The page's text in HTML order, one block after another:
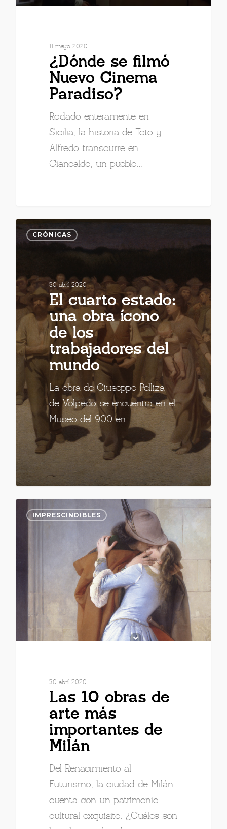
11 mayo 2020
¿Dónde se filmó
Nuevo Cinema
Paradiso?
Rodado enteramente en
Sicilia, la historia de Toto y
Alfredo transcurre en
Giancaldo, un pueblo…
CRÓNICAS
30 abril 2020
El cuarto estado:
una obra ícono
de los
trabajadores del
mundo
La obra de Giuseppe Pelliza
de Volpedo se encuentra en el
Museo del 900 en…
IMPRESCINDIBLES
30 abril 2020
Las 10 obras de
arte más
importantes de
Milán
Del Renacimiento al
Futurismo, la ciudad de Milán
cuenta con un patrimonio
cultural exquisito. ¿Cuáles son